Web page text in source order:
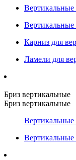
Карниз для
Ламели для
Бриз вертикальные
Бриз вертикальные